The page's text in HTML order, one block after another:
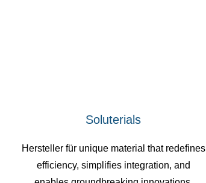
Soluterials
Hersteller für unique material that redefines
efficiency, simplifies integration, and